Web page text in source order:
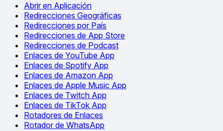
Abrir en Aplicación
Redirecciones Geográficas
Redirecciones por País
Redirecciones de App Store
Redirecciones de Podcast
Enlaces de YouTube App
Enlaces de Spotify App
Enlaces de Amazon App
Enlaces de Apple Music App
Enlaces de Twitch App
Enlaces de TikTok App
Rotadores de Enlaces
Rotador de WhatsApp